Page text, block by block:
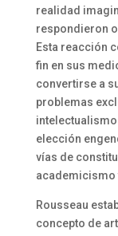
realidad
respondieron
Esta reacción
fin en sus
convertirse a
problemas
elección
vías de
academicismo
Rousseau
concepto de